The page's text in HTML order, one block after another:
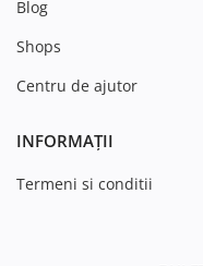
Blog
Shops
Centru de ajutor
INFORMAȚII
Termeni si conditii